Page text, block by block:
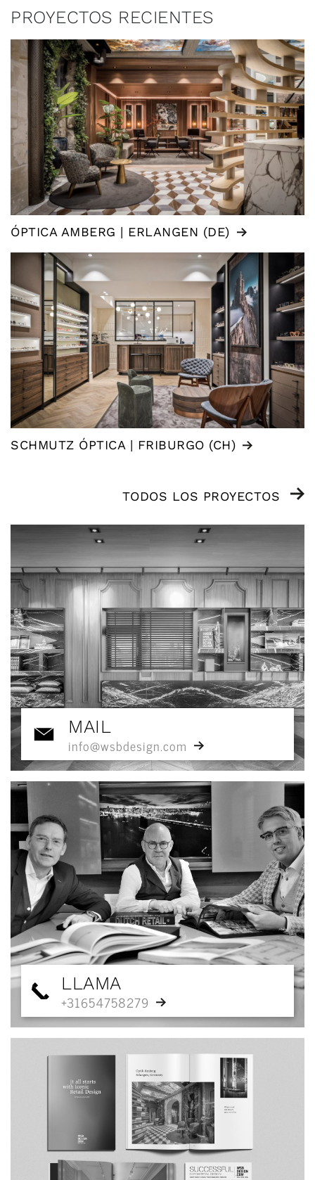
PROYECTOS RECIENTES
ÓPTICA AMBERG | ERLANGEN (DE)
SCHMUTZ ÓPTICA | FRIBURGO (CH)
TODOS LOS PROYECTOS
MAIL
info@wsbdesign.com
LLAMA
+31654758279